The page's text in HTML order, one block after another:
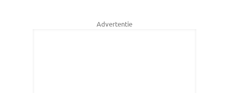
Advertentie